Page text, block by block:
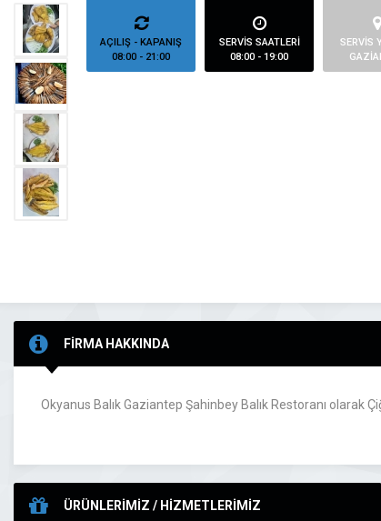
AÇILIŞ - KAPANIŞ
08:00 - 21:00
SERVİS SAATLERİ
08:00 - 19:00
SERVİS
FİRMA HAKKINDA
Okyanus Balık Gaziantep Şahinbey Balık Restoranı olarak
ÜRÜNLERİMİZ / HİZMETLERİMİZ